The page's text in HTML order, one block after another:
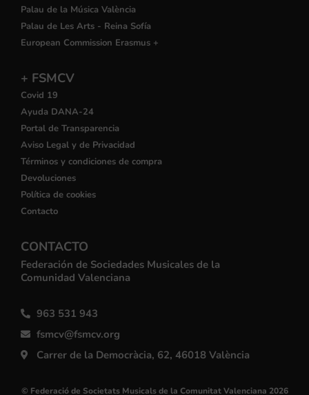
Palau de la Música València
Palau de Les Arts - Reina Sofía
European Commission Erasmus +
+ FSMCV
Covid 19
Ayuda DANA-24
Portal de Transparencia
Aviso Legal y de Privacidad
Términos y condiciones de compra
Devoluciones
Política de cookies
Contacto
CONTACTO
Federación de Sociedades Musicales de la
Comunidad Valenciana
963 531 943
fsmcv@fsmcv.org
Carrer de la Democràcia, 62, 46018 València
© Federació de Societats Musicals de la Comunitat Valenciana 2026